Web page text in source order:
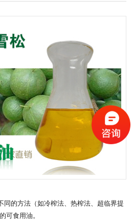
同的方法（如冷榨法、热榨法、超临界提
可食用油。